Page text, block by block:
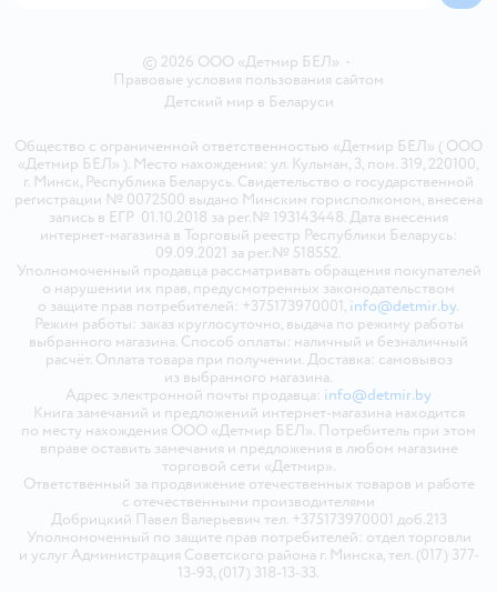
© 2026 ООО «Детмир БЕЛ» •
Правовые условия пользования сайтом
Детский мир в Беларуси
Общество с ограниченной ответственностью «Детмир БЕЛ» ( ООО
«Детмир БЕЛ» ). Место нахождения: ул. Кульман, 3, пом. 319, 220100,
г. Минск, Республика Беларусь. Свидетельство о государственной
регистрации № 0072500 выдано Минским горисполкомом, внесена
запись в ЕГР 01.10.2018 за рег.№ 193143448. Дата внесения
интернет-магазина в Торговый реестр Республики Беларусь:
09.09.2021 за рег.№ 518552.
Уполномоченный продавца рассматривать обращения покупателей
о нарушении их прав, предусмотренных законодательством
о защите прав потребителей: +375173970001, info@detmir.by.
Режим работы: заказ круглосуточно, выдача по режиму работы
выбранного магазина. Способ оплаты: наличный и безналичный
расчёт. Оплата товара при получении. Доставка: самовывоз
из выбранного магазина.
Адрес электронной почты продавца: info@detmir.by
Книга замечаний и предложений интернет-магазина находится
по месту нахождения ООО «Детмир БЕЛ». Потребитель при этом
вправе оставить замечания и предложения в любом магазине
торговой сети «Детмир».
Ответственный за продвижение отечественных товаров и работе
с отечественными производителями
Добрицкий Павел Валерьевич тел. +375173970001 доб.213
Уполномоченный по защите прав потребителей: отдел торговли
и услуг Администрация Советского района г. Минска, тел. (017) 377-
13-93, (017) 318-13-33.